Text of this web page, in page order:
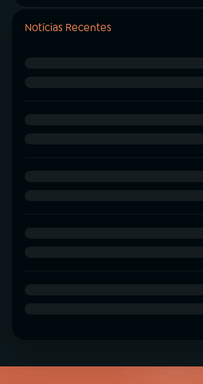
Notícias Recentes